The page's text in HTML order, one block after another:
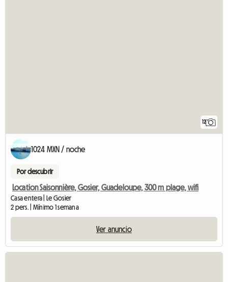
12
1024 MXN / noche
Por descubrir
Location Saisonnière, Gosier, Guadeloupe, 300 m plage, wifi
Casa entera | Le Gosier
2 pers. | Mínimo 1 semana
Ver anuncio